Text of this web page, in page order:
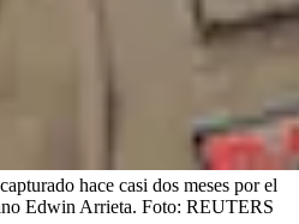
hace casi dos meses por el
Edwin Arrieta. Foto: REUTERS